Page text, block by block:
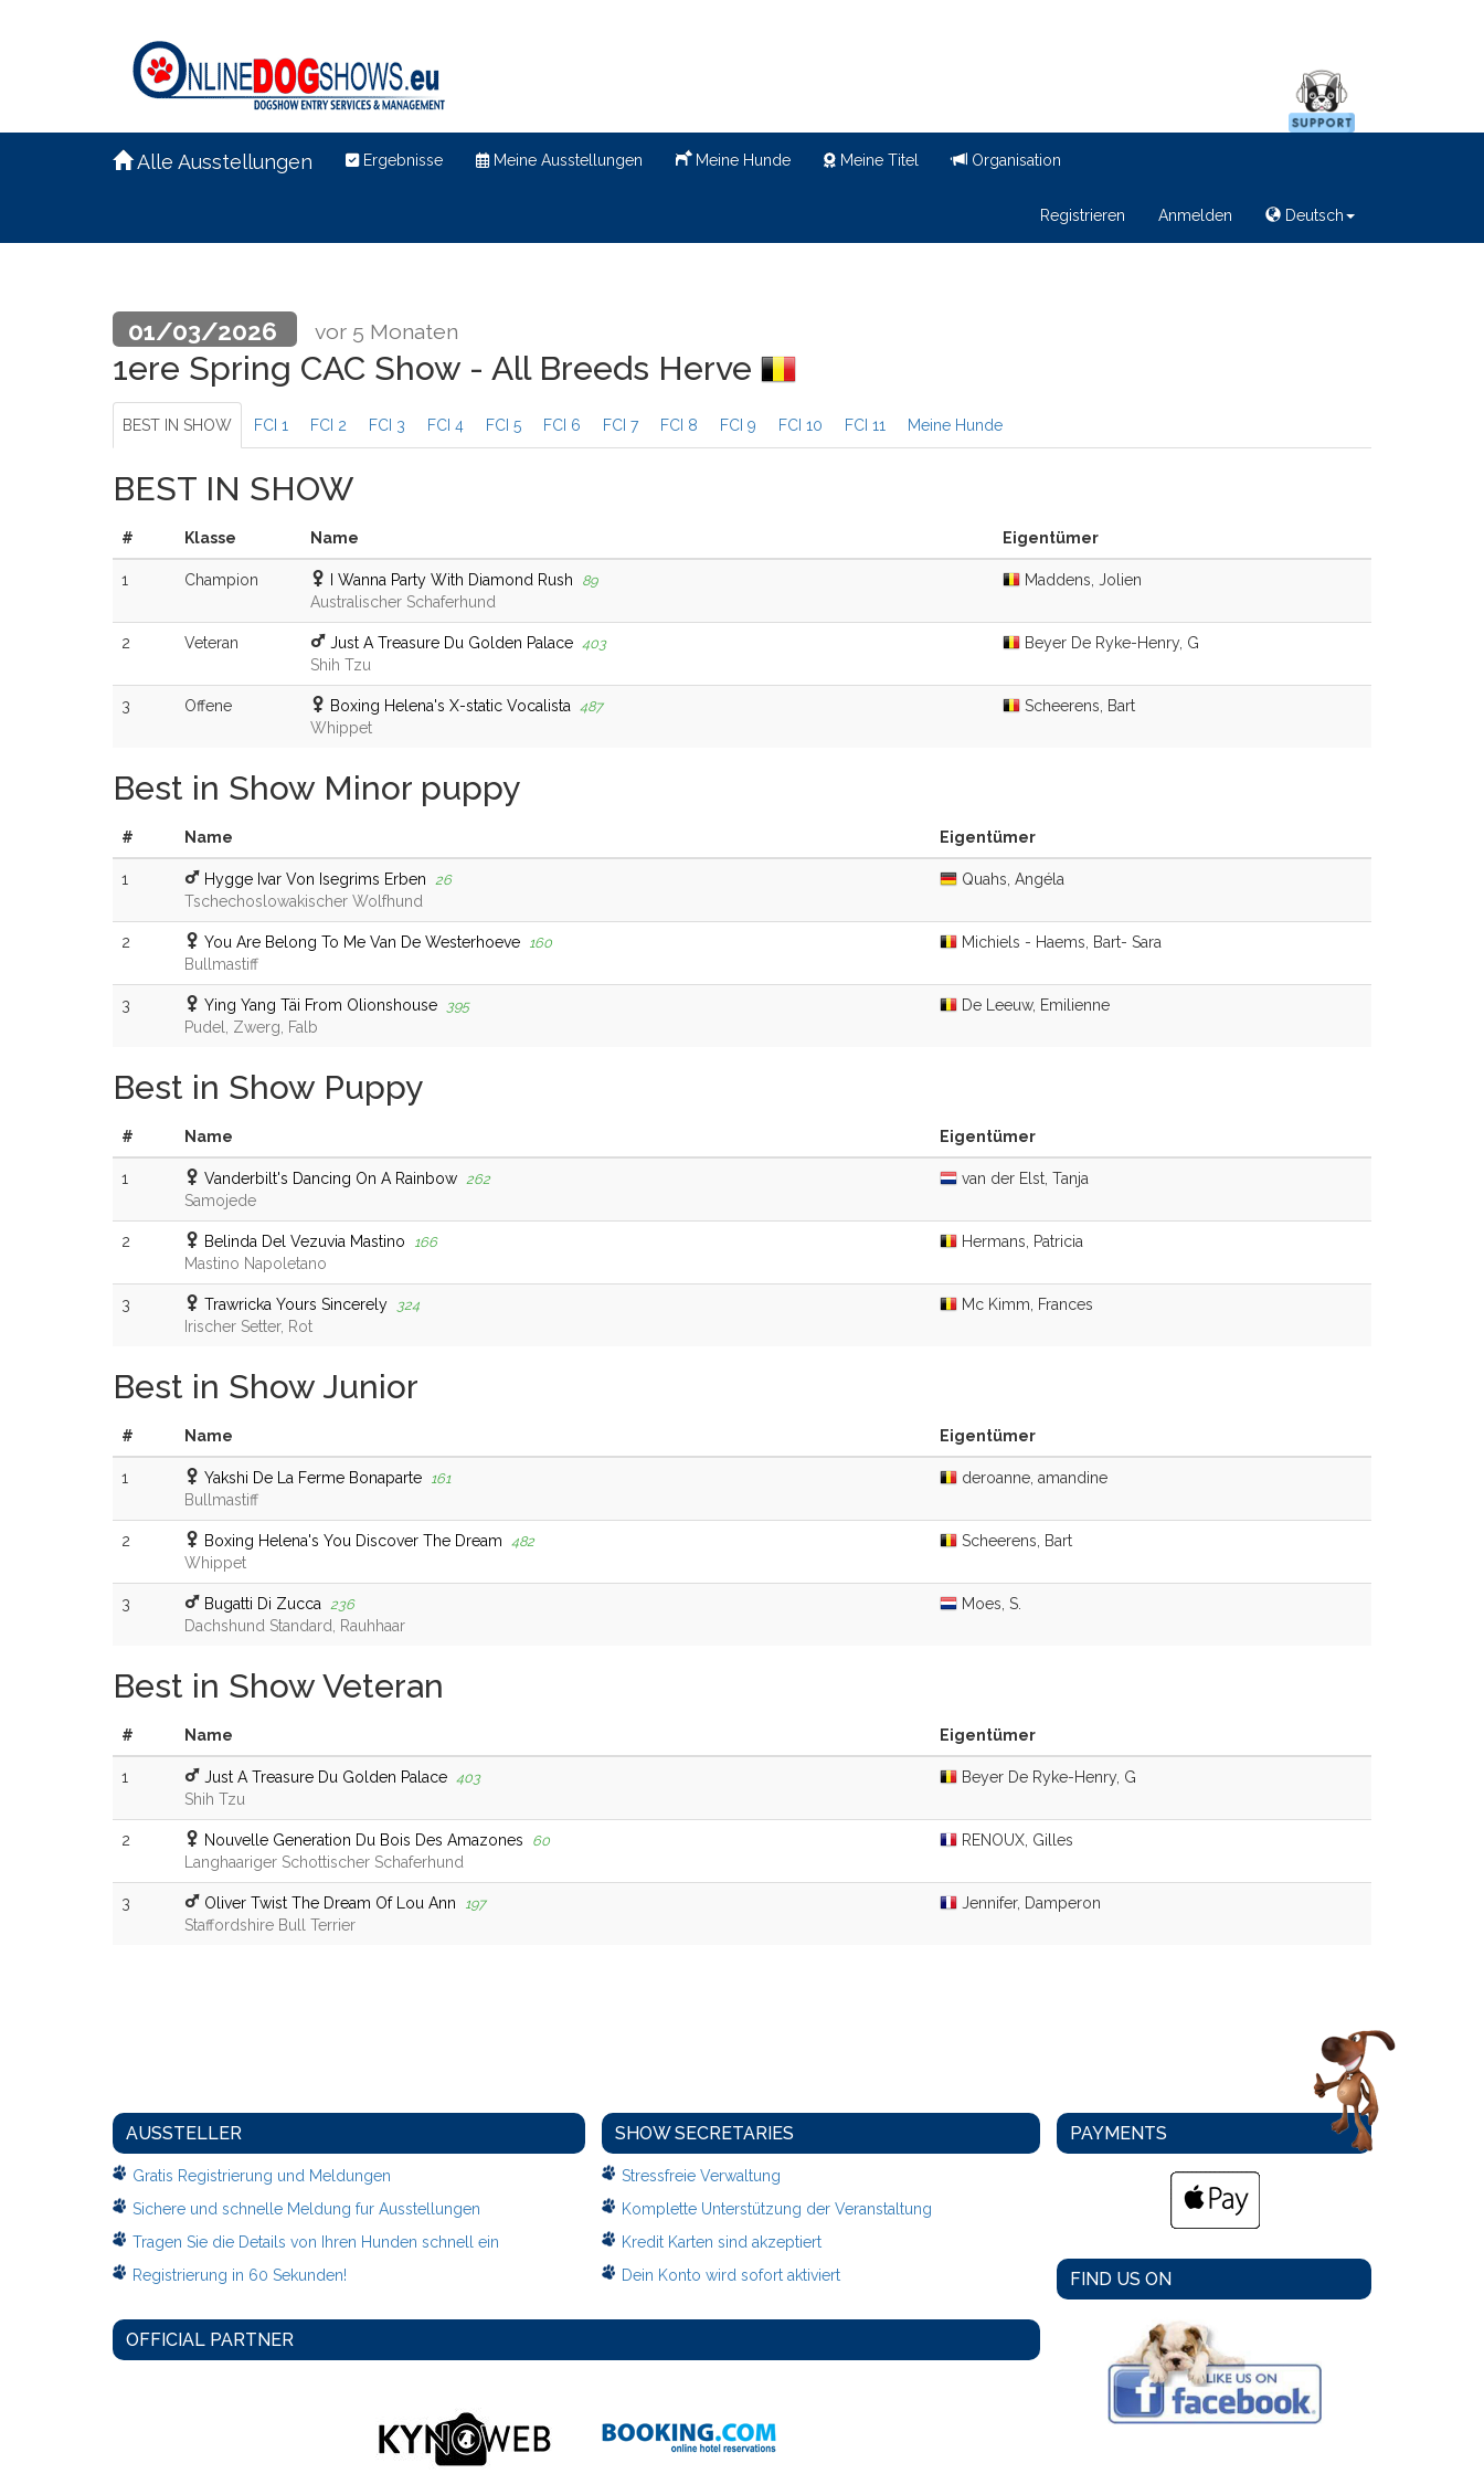
Alle Ausstellungen Ergebnisse Meine Ausstellungen Meine Hunde Meine Titel Organisation
Registrieren Anmelden Deutsch
01/03/2026 vor 5 Monaten
1ere Spring CAC Show - All Breeds Herve
BEST IN SHOW FCI 1 FCI 2 FCI 3 FCI 4 FCI 5 FCI 6 FCI 7 FCI 8 FCI 9 FCI 10 FCI 11 Meine Hunde
BEST IN SHOW
# Klasse Name Eigentümer
1 Champion I Wanna Party With Diamond Rush 89
Australischer Schaferhund
Maddens, Jolien
2 Veteran Just A Treasure Du Golden Palace 403
Shih Tzu
Beyer De Ryke-Henry, G
3 Offene Boxing Helena's X-static Vocalista 487
Whippet
Scheerens, Bart
Best in Show Minor puppy
# Name Eigentümer
1 Hygge Ivar Von Isegrims Erben 26
Tschechoslowakischer Wolfhund
Quahs, Angéla
2 You Are Belong To Me Van De Westerhoeve 160
Bullmastiff
Michiels - Haems, Bart- Sara
3 Ying Yang Täi From Olionshouse 395
Pudel, Zwerg, Falb
De Leeuw, Emilienne
Best in Show Puppy
# Name Eigentümer
1 Vanderbilt's Dancing On A Rainbow 262
Samojede
van der Elst, Tanja
2 Belinda Del Vezuvia Mastino 166
Mastino Napoletano
Hermans, Patricia
3 Trawricka Yours Sincerely 324
Irischer Setter, Rot
Mc Kimm, Frances
Best in Show Junior
# Name Eigentümer
1 Yakshi De La Ferme Bonaparte 161
Bullmastiff
deroanne, amandine
2 Boxing Helena's You Discover The Dream 482
Whippet
Scheerens, Bart
3 Bugatti Di Zucca 236
Dachshund Standard, Rauhhaar
Moes, S.
Best in Show Veteran
# Name Eigentümer
1 Just A Treasure Du Golden Palace 403
Shih Tzu
Beyer De Ryke-Henry, G
2 Nouvelle Generation Du Bois Des Amazones 60
Langhaariger Schottischer Schaferhund
RENOUX, Gilles
3 Oliver Twist The Dream Of Lou Ann 197
Staffordshire Bull Terrier
Jennifer, Damperon
AUSSTELLER
Gratis Registrierung und Meldungen
Sichere und schnelle Meldung fur Ausstellungen
Tragen Sie die Details von Ihren Hunden schnell ein
Registrierung in 60 Sekunden!
SHOW SECRETARIES
Stressfreie Verwaltung
Komplette Unterstützung der Veranstaltung
Kredit Karten sind akzeptiert
Dein Konto wird sofort aktiviert
OFFICIAL PARTNER
PAYMENTS
FIND US ON